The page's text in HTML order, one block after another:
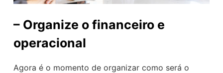
– Organize o financeiro e
operacional
Agora é o momento de organizar como será o